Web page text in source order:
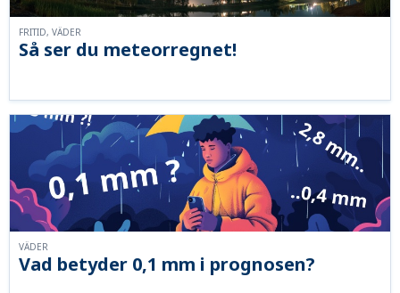
Så ser du meteorregnet!
FRITID, VÄDER
Vad betyder 0,1 mm i prognosen?
VÄDER